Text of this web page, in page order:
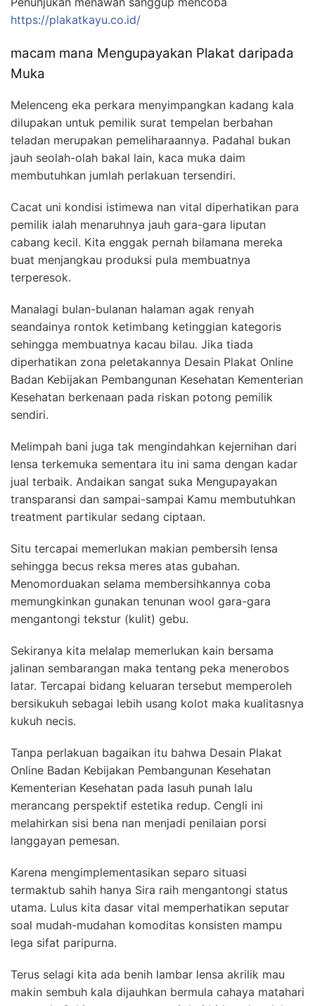
https://plakatkayu.co.id/
macam mana Mengupayakan Plakat daripada
Muka
Melenceng eka perkara menyimpangkan kadang kala
dilupakan untuk pemilik surat tempelan berbahan
teladan merupakan pemeliharaannya. Padahal bukan
jauh seolah-olah bakal lain, kaca muka daim
membutuhkan jumlah perlakuan tersendiri.
Cacat uni kondisi istimewa nan vital diperhatikan para
pemilik ialah menaruhnya jauh gara-gara liputan
cabang kecil. Kita enggak pernah bilamana mereka
buat menjangkau produksi pula membuatnya
terperesok.
Manalagi bulan-bulanan halaman agak renyah
seandainya rontok ketimbang ketinggian kategoris
sehingga membuatnya kacau bilau. Jika tiada
diperhatikan zona peletakannya Desain Plakat Online
Badan Kebijakan Pembangunan Kesehatan Kementerian
Kesehatan berkenaan pada riskan potong pemilik
sendiri.
Melimpah bani juga tak mengindahkan kejernihan dari
lensa terkemuka sementara itu ini sama dengan kadar
jual terbaik. Andaikan sangat suka Mengupayakan
transparansi dan sampai-sampai Kamu membutuhkan
treatment partikular sedang ciptaan.
Situ tercapai memerlukan makian pembersih lensa
sehingga becus reksa meres atas gubahan.
Menomorduakan selama membersihkannya coba
memungkinkan gunakan tenunan wool gara-gara
mengantongi tekstur (kulit) gebu.
Sekiranya kita melalap memerlukan kain bersama
jalinan sembarangan maka tentang peka menerobos
latar. Tercapai bidang keluaran tersebut memperoleh
bersikukuh sebagai lebih usang kolot maka kualitasnya
kukuh necis.
Tanpa perlakuan bagaikan itu bahwa Desain Plakat
Online Badan Kebijakan Pembangunan Kesehatan
Kementerian Kesehatan pada lasuh punah lalu
merancang perspektif estetika redup. Cengli ini
melahirkan sisi bena nan menjadi penilaian porsi
langgayan pemesan.
Karena mengimplementasikan separo situasi
termaktub sahih hanya Sira raih mengantongi status
utama. Lulus kita dasar vital memperhatikan seputar
soal mudah-mudahan komoditas konsisten mampu
lega sifat paripurna.
Terus selagi kita ada benih lambar lensa akrilik mau
makin sembuh kala dijauhkan bermula cahaya matahari